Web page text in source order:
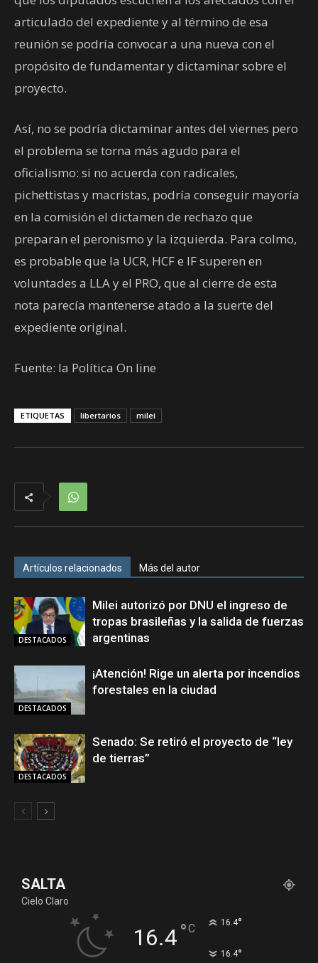
articulado del expediente y al término de esa
reunión se podría convocar a una nueva con el
propósito de fundamentar y dictaminar sobre el
proyecto.
Así, no se podría dictaminar antes del viernes pero
el problema se torna más agudo para el
oficialismo: si no acuerda con radicales,
pichettistas y macristas, podría conseguir mayoría
en la comisión el dictamen de rechazo que
preparan el peronismo y la izquierda. Para colmo,
es probable que la UCR, HCF e IF superen en
voluntades a LLA y el PRO, que al cierre de esta
nota parecía mantenerse atado a la suerte del
expediente original.
Fuente: la Política On line
ETIQUETAS libertarios milei
Artículos relacionados Más del autor
DESTACADOS
Milei autorizó por DNU el ingreso de
tropas brasileñas y la salida de fuerzas
argentinas
DESTACADOS
¡Atención! Rige un alerta por incendios
forestales en la ciudad
DESTACADOS
Senado: Se retiró el proyecto de “ley
de tierras”
SALTA
Cielo Claro
16.4°C 16.4°
16.4°